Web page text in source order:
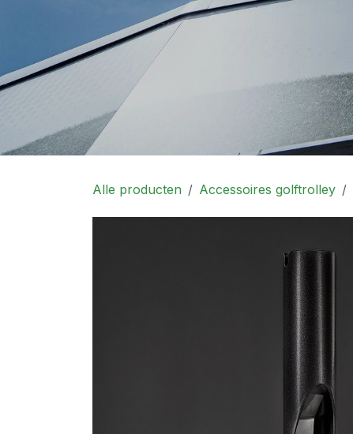
Alle producten Accessoires golftrolley